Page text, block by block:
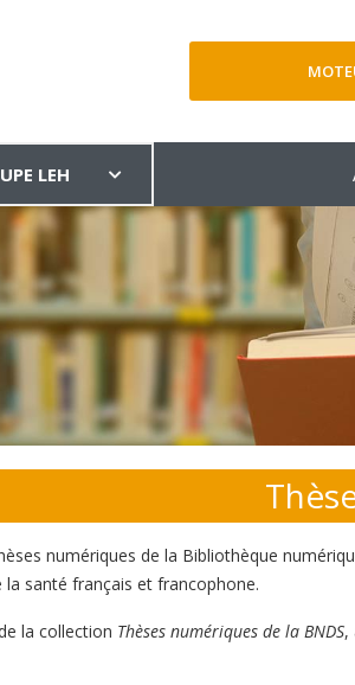
LEH
numériques de la Bibliothèque
santé français et francophone.
la collection Thèses numériques de la BNDS,